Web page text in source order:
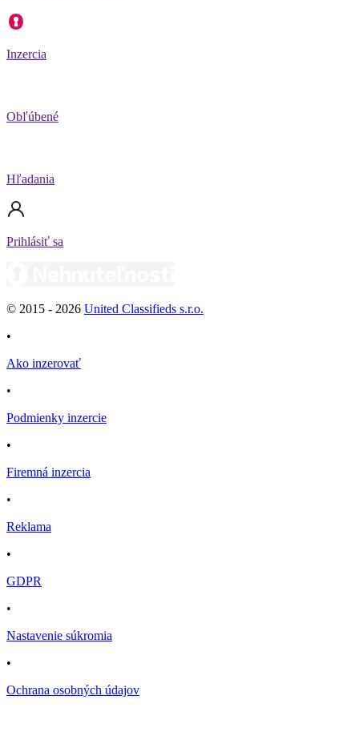
Inzercia
Obľúbené
Hľadania
Prihlásiť sa
© 2015 - 2026 United Classifieds s.r.o.
•
Ako inzerovať
•
Podmienky inzercie
•
Firemná inzercia
•
Reklama
•
GDPR
•
Nastavenie súkromia
•
Ochrana osobných údajov